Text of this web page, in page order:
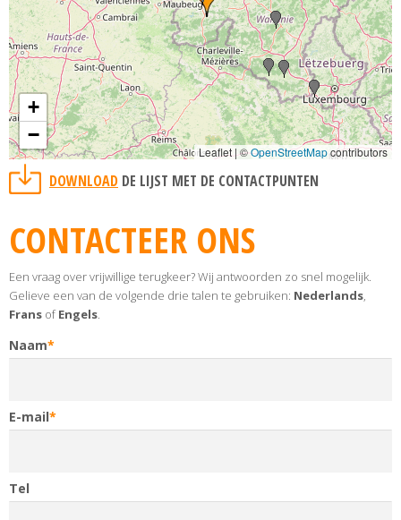
+
−
Leaflet | ©OpenStreetMapcontributors
DOWNLOAD DE LIJST MET DE CONTACTPUNTEN
CONTACTEER ONS
Een vraag over vrijwillige terugkeer? Wij antwoorden zo snel mogelijk.
Gelieve een van de volgende drie talen te gebruiken: Nederlands,
Frans ofEngels.
Naam
E-mail
Tel